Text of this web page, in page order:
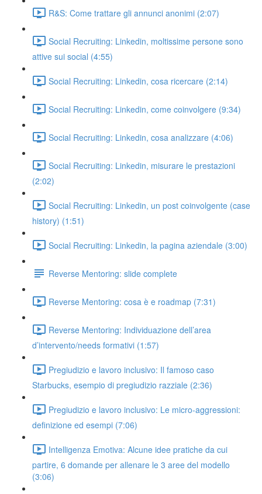
R&S: Come trattare gli annunci anonimi (2:07)
Social Recruiting: Linkedin, moltissime persone sono
attive sui social (4:55)
Social Recruiting: Linkedin, cosa ricercare (2:14)
Social Recruiting: Linkedin, come coinvolgere (9:34)
Social Recruiting: Linkedin, cosa analizzare (4:06)
Social Recruiting: Linkedin, misurare le prestazioni
(2:02)
Social Recruiting: Linkedin, un post coinvolgente (case
history) (1:51)
Social Recruiting: Linkedin, la pagina aziendale (3:00)
Reverse Mentoring: slide complete
Reverse Mentoring: cosa è e roadmap (7:31)
Reverse Mentoring: Individuazione dell’area
d’intervento/needs formativi (1:57)
Pregiudizio e lavoro inclusivo: Il famoso caso
Starbucks, esempio di pregiudizio razziale (2:36)
Pregiudizio e lavoro inclusivo: Le micro-aggressioni:
definizione ed esempi (7:06)
Intelligenza Emotiva: Alcune idee pratiche da cui
partire, 6 domande per allenare le 3 aree del modello
(3:06)